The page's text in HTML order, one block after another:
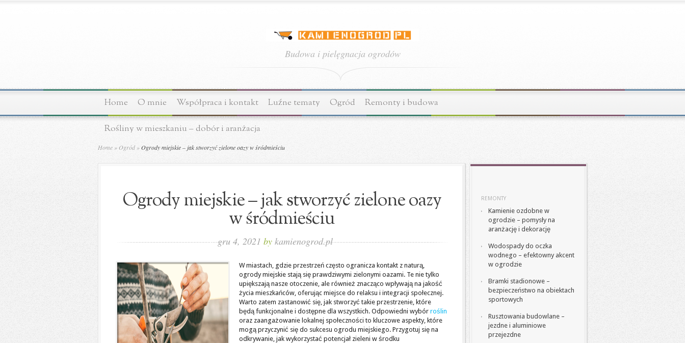
Budowa i pielęgnacja ogrodów
Home O mnie Współpraca i kontakt Luźne tematy Ogród Remonty i budowa
Rośliny w mieszkaniu – dobór i aranżacja
Home » Ogród »Ogrody miejskie – jak stworzyć zielone oazy w śródmieściu
Ogrody miejskie – jak stworzyć zielone oazy
w śródmieściu
gru 4, 2021 by kamienogrod.pl
W miastach, gdzie przestrzeń często ogranicza kontakt z naturą,
ogrody miejskie stają się prawdziwymi zielonymi oazami. Te nie tylko
upiększają nasze otoczenie, ale również znacząco wpływają na jakość
życia mieszkańców, oferując miejsce do relaksu i integracji społecznej.
Warto zatem zastanowić się, jak stworzyć takie przestrzenie, które
będą funkcjonalne i dostępne dla wszystkich. Odpowiedni wybór roślin
oraz zaangażowanie lokalnej społeczności to kluczowe aspekty, które
mogą przyczynić się do sukcesu ogrodu miejskiego. Przygotuj się na
odkrywanie, jak wykorzystać potencjał zieleni w środku
REMONTY
Kamienie ozdobne w
ogrodzie – pomysły na
aranżację i dekorację
Wodospady do oczka
wodnego – efektowny akcent
w ogrodzie
Bramki stadionowe –
bezpieczeństwo na obiektach
sportowych
Rusztowania budowlane –
jezdne i aluminiowe
przejezdne